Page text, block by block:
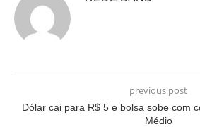
previous post
Dólar cai para R$ 5 e bolsa sobe com
Médio